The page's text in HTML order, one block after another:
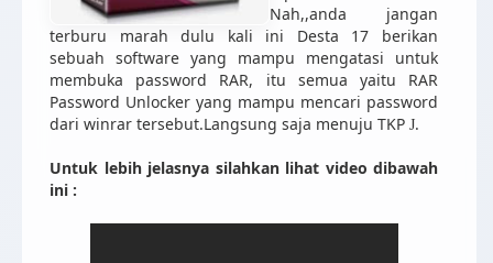
Nah,,anda jangan
terburu marah dulu kali ini Desta 17 berikan
sebuah software yang mampu mengatasi untuk
membuka password RAR, itu semua yaitu RAR
Password Unlocker yang mampu mencari password
dari winrar tersebut.Langsung saja menuju TKP J.
Untuk lebih jelasnya silahkan lihat video dibawah
ini :